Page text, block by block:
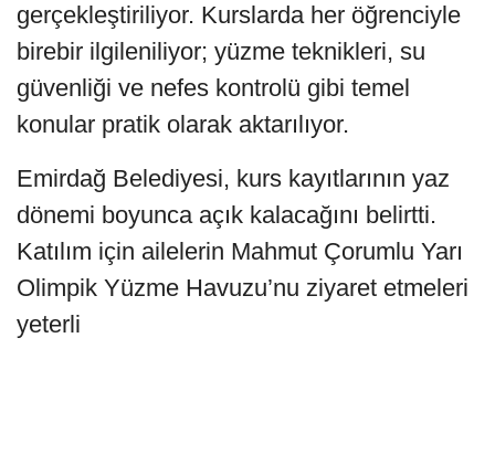
gerçekleştiriliyor. Kurslarda her öğrenciyle
birebir ilgileniliyor; yüzme teknikleri, su
güvenliği ve nefes kontrolü gibi temel
konular pratik olarak aktarılıyor.
Emirdağ Belediyesi, kurs kayıtlarının yaz
dönemi boyunca açık kalacağını belirtti.
Katılım için ailelerin Mahmut Çorumlu Yarı
Olimpik Yüzme Havuzu’nu ziyaret etmeleri
yeterli